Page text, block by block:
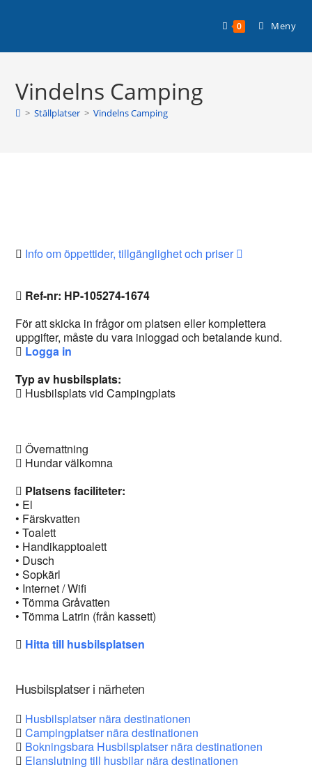
0 Meny
Vindelns Camping
> Ställplatser > Vindelns Camping
Info om öppettider, tillgänglighet och priser
Ref-nr: HP-105274-1674
För att skicka in frågor om platsen eller komplettera
uppgifter, måste du vara inloggad och betalande kund.
Logga in
Typ av husbilsplats:
Husbilsplats vid Campingplats
Övernattning
Hundar välkomna
Platsens faciliteter:
• El
• Färskvatten
• Toalett
• Handikapptoalett
• Dusch
• Sopkärl
• Internet / Wifi
• Tömma Gråvatten
• Tömma Latrin (från kassett)
Hitta till husbilsplatsen
Husbilsplatser i närheten
Husbilsplatser nära destinationen
Campingplatser nära destinationen
Bokningsbara Husbilsplatser nära destinationen
Elanslutning till husbilar nära destinationen
Läs mer >